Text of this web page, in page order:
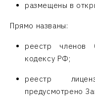
размещены в
Прямо названы:
реестр членов
кодексу РФ;
реестр
предусмотрено